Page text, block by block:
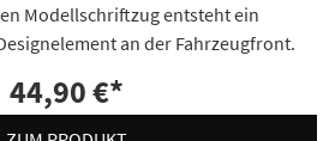
Modellschriftzug entsteht ein
an der Fahrzeugfront.
44,90 €*